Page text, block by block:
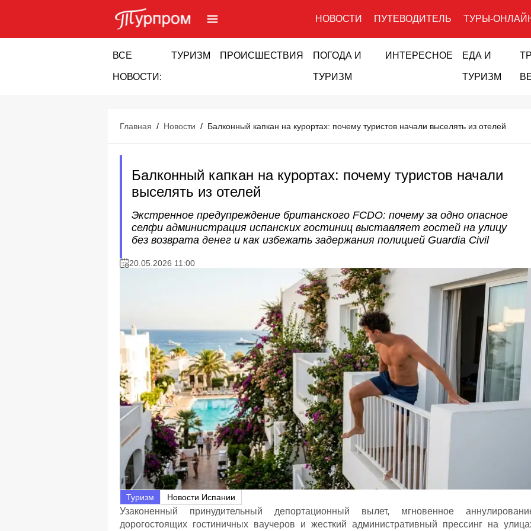
НОВОСТИ ПУТЕВОДИТЕЛЬ ТУРЫ-
ВСЕ
НОВОСТИ:
ТУРИЗМ ПРОИСШЕСТВИЯ ПОГОДА И
ТУРИЗМ
ИНТЕРЕСНОЕ ЕДА И
ТУРИЗМ
Главная / Новости / Балконный капкан на курортах: почему туристов начали выселять из отелей
Балконный капкан на курортах: почему туристов начали
выселять из отелей
Экстренное предупреждение британского FCDO: почему за одно опасное
селфи администрация испанских гостиниц выставляет гостей на улицу
без возврата денег и как избежать задержания полицией Guardia Civil
20.05.2026 11:00
Туризм Новости Испании
Узаконенный принудительный депортационный вылет, мгновенное
дорогостоящих гостиничных ваучеров и жесткий административный прессинг на